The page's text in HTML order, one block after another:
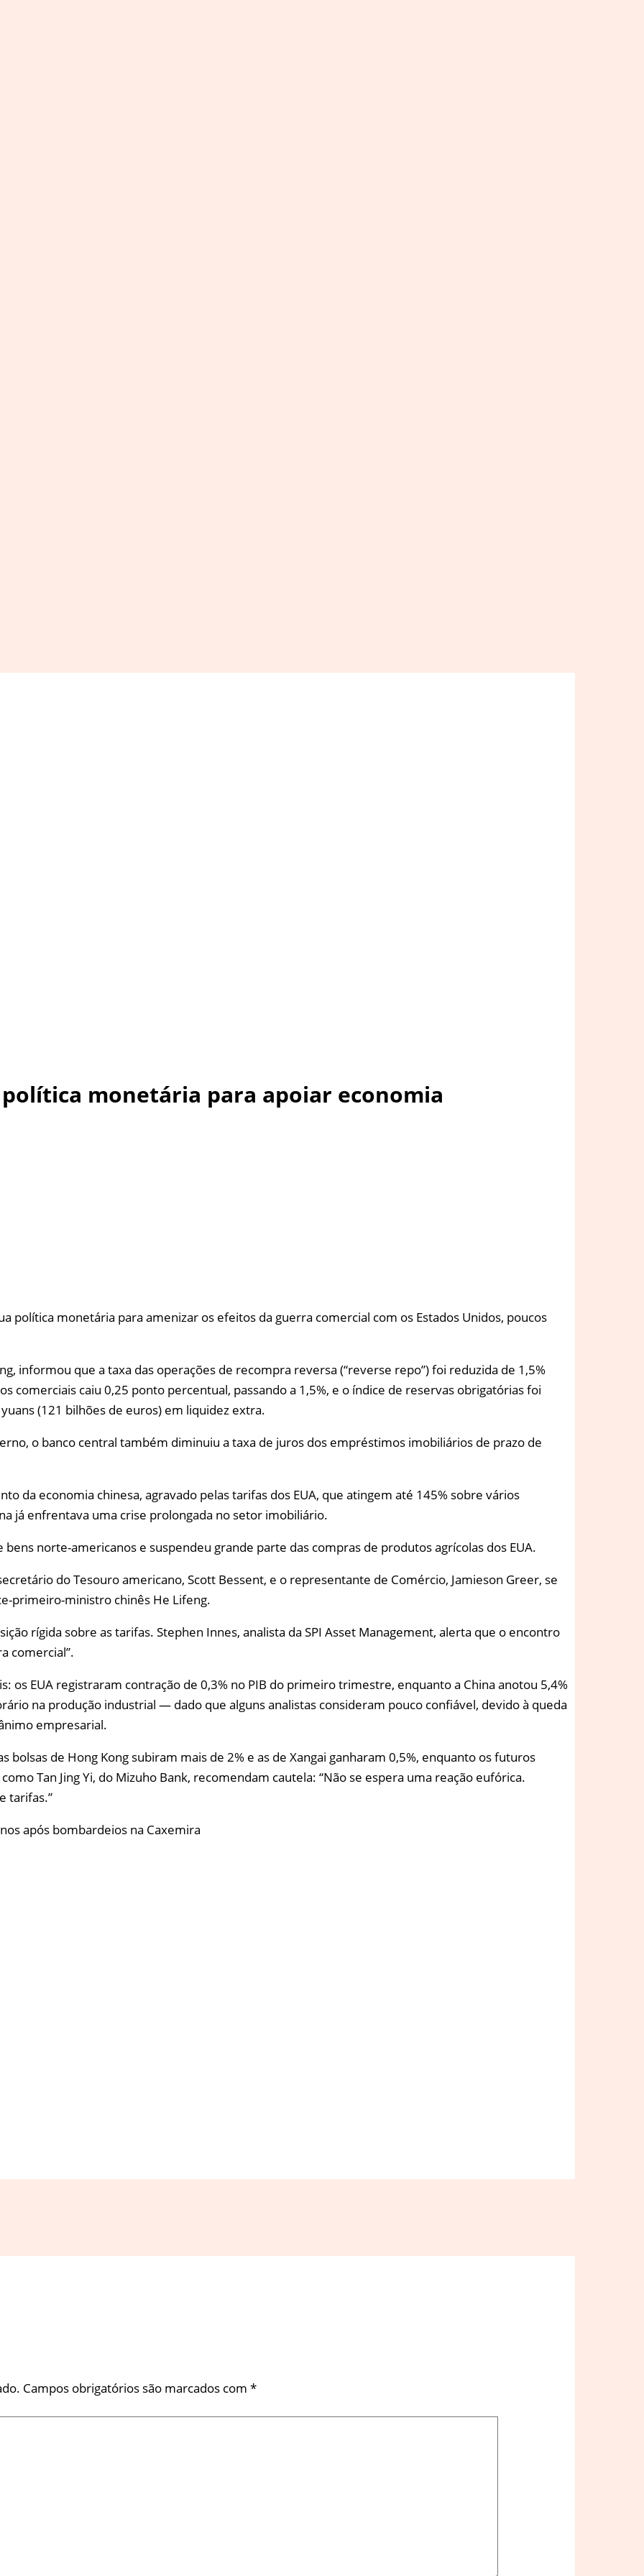
monetária para apoiar economia
política monetária para amenizar os efeitos da guerra comercial com os Estados Unidos, poucos
informou que a taxa das operações de recompra reversa (“reverse repo”) foi reduzida de 1,5%
comerciais caiu 0,25 ponto percentual, passando a 1,5%, e o índice de reservas obrigatórias foi
(121 bilhões de euros) em liquidez extra.
o banco central também diminuiu a taxa de juros dos empréstimos imobiliários de prazo de
da economia chinesa, agravado pelas tarifas dos EUA, que atingem até 145% sobre vários
já enfrentava uma crise prolongada no setor imobiliário.
norte-americanos e suspendeu grande parte das compras de produtos agrícolas dos EUA.
do Tesouro americano, Scott Bessent, e o representante de Comércio, Jamieson Greer, se
primeiro-ministro chinês He Lifeng.
rígida sobre as tarifas. Stephen Innes, analista da SPI Asset Management, alerta que o encontro
comercial”.
os EUA registraram contração de 0,3% no PIB do primeiro trimestre, enquanto a China anotou 5,4%
na produção industrial — dado que alguns analistas consideram pouco confiável, devido à queda
empresarial.
de Hong Kong subiram mais de 2% e as de Xangai ganharam 0,5%, enquanto os futuros
Tan Jing Yi, do Mizuho Bank, recomendam cautela: “Não se espera uma reação eufórica.
tarifas.”
após bombardeios na Caxemira
Campos obrigatórios são marcados com*